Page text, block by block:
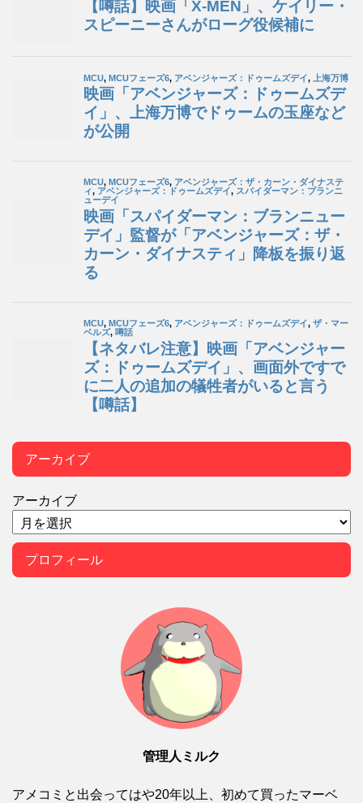
アーカイブ
アーカイブ
プロフィール
管理人ミルク
アメコミと出会ってはや20年以上、初めて買ったマーベ